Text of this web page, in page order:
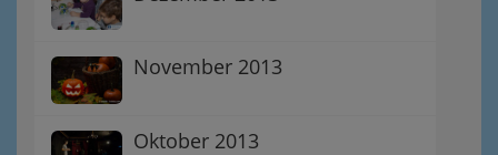
November 2013
Oktober 2013